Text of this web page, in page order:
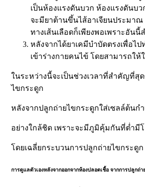
เป็นห้องแรงดันบวก ห้องแรงดันบ
จะมียาต้านขึ้นไส้อาเจียนประมา
ทางเส้นเลือดก็เพียงพอเพราะอัน
หลังจากได้ยาเคมีบำบัดตรงเพื่อไ
เข้าร่างกายคนไข้ โดยสามารถใ
ในระหว่างนี้จะเป็นช่วงเวลาที่สำคัญที่สุ
ไขกระดูก
หลังจากปลูกถ่ายไขกระดูกใส่เซลล์ต้นก
อย่างใกล้ชิด เพราะจะมีภูมิคุ้มกันที่ต่ำมี
โดยเฉลี่ยกระบวนการปลูกถ่ายไขกระดู
การดูแลตัวเองหลังจากออกจากห้องปลอดเชื้อ จากการปลูกถ่า